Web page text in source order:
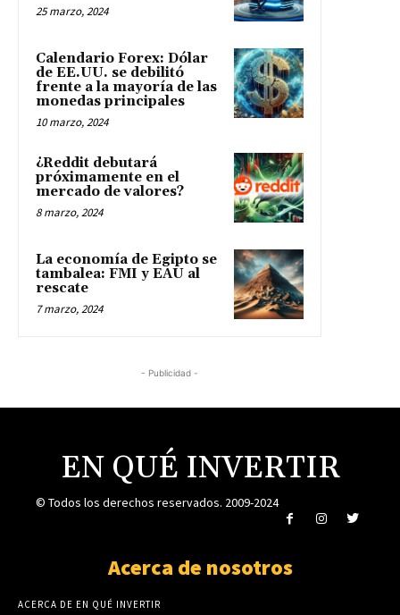
25 marzo, 2024
Calendario Forex: Dólar
de EE.UU. se debilitó
frente a la mayoría de las
monedas principales
10 marzo, 2024
¿Reddit debutará
próximamente en el
mercado de valores?
8 marzo, 2024
La economía de Egipto se
tambalea: FMI y EAU al
rescate
7 marzo, 2024
- Publicidad -
EN QUÉ INVERTIR
© Todos los derechos reservados. 2009-2024
Acerca de nosotros
ACERCA DE EN QUÉ INVERTIR